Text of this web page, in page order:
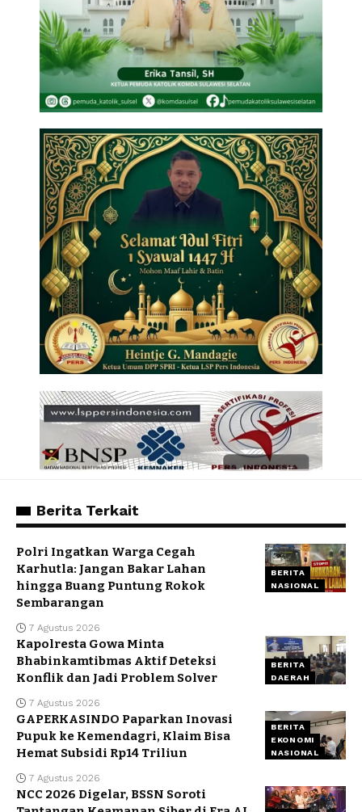
Berita Terkait
BERITA
NASIONAL
Polri Ingatkan Warga Cegah
Karhutla: Jangan Bakar Lahan
hingga Buang Puntung Rokok
Sembarangan
7 Agustus 2026
BERITA
DAERAH
Kapolresta Gowa Minta
Bhabinkamtibmas Aktif Deteksi
Konflik dan Jadi Problem Solver
7 Agustus 2026
BERITA
EKONOMI
NASIONAL
GAPERKASINDO Paparkan Inovasi
Pupuk ke Kemendagri, Klaim Bisa
Hemat Subsidi Rp14 Triliun
7 Agustus 2026
NCC 2026 Digelar, BSSN Soroti